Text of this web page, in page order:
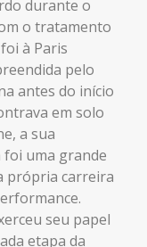
durante o
o tratamento
à Paris
pelo
antes do início
em solo
a sua
foi uma grande
própria carreira
seu papel
etapa da